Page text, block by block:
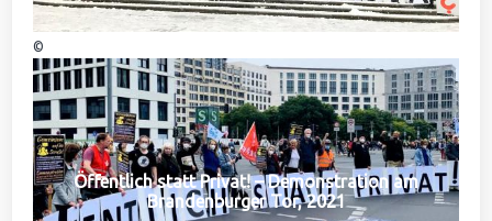
©
Öffentlich statt Privat! – Demonstration am
Brandenburger Tor, 2021